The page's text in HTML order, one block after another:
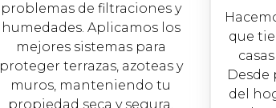
problemas de filtraciones y
humedades. Aplicamos los
mejores sistemas para
proteger terrazas, azoteas y
muros, manteniendo tu
propiedad seca y segura.
que
Desde
del